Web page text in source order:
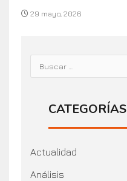
29 mayo, 2026
CATEGORÍAS
Actualidad
Análisis